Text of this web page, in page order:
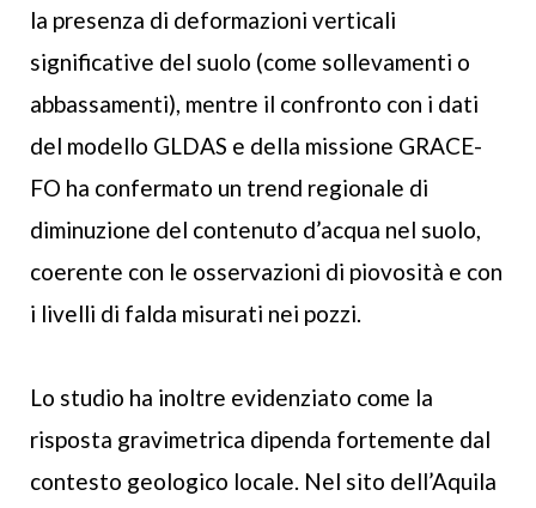
la presenza di deformazioni verticali
significative del suolo (come sollevamenti o
abbassamenti), mentre il confronto con i dati
del modello GLDAS e della missione GRACE-
FO ha confermato un trend regionale di
diminuzione del contenuto d’acqua nel suolo,
coerente con le osservazioni di piovosità e con
i livelli di falda misurati nei pozzi.
Lo studio ha inoltre evidenziato come la
risposta gravimetrica dipenda fortemente dal
contesto geologico locale. Nel sito dell’Aquila